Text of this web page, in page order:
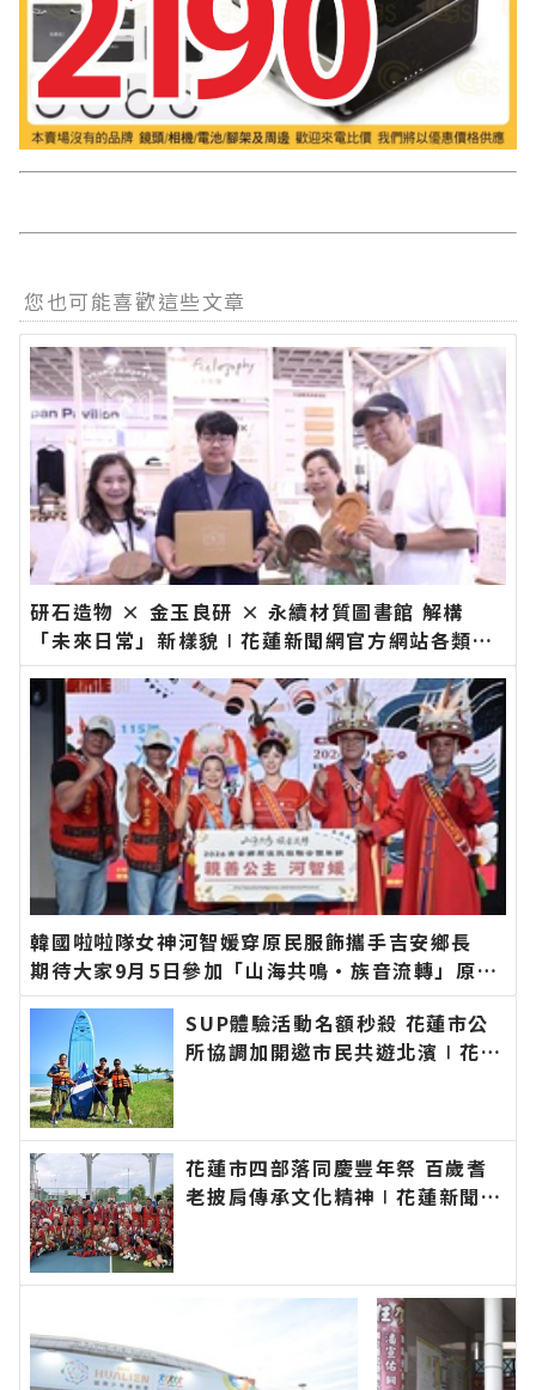
您也可能喜歡這些文章
研石造物 × 金玉良研 × 永續材質圖書館 解構
「未來日常」新樣貌∣花蓮新聞網官方網站各類新
聞－最快速的今日新聞報導 最新的在地資訊！
韓國啦啦隊女神河智媛穿原民服飾攜手吉安鄉長
期待大家9月5日參加「山海共鳴•族音流轉」原住
民族聯合豐年節∣花蓮新聞網官方網站各類新聞－
最快速的今日新聞報導 最新的在地資訊！
SUP體驗活動名額秒殺 花蓮市公
所協調加開邀市民共遊北濱∣花蓮
訊！
花蓮市四部落同慶豐年祭 百歲耆
老披肩傳承文化精神∣花蓮新聞網